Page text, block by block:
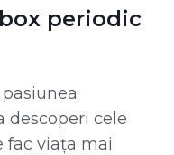
periodic
descoperi cele
fac viața mai